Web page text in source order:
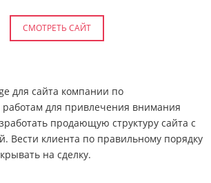
СМОТРЕТЬ САЙТ
для сайта компании по
для привлечения внимания
продающую структуру сайта с
Вести клиента по правильному порядку
на сделку.